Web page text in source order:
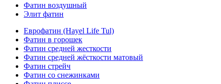
Фатин воздушный
Элит фатин
Еврофатин (Hayel Life Tul)
Фатин в горошек
Фатин средней жесткости
Фатин средней жёсткости матовый
Фатин стрейч
Фатин со снежинками